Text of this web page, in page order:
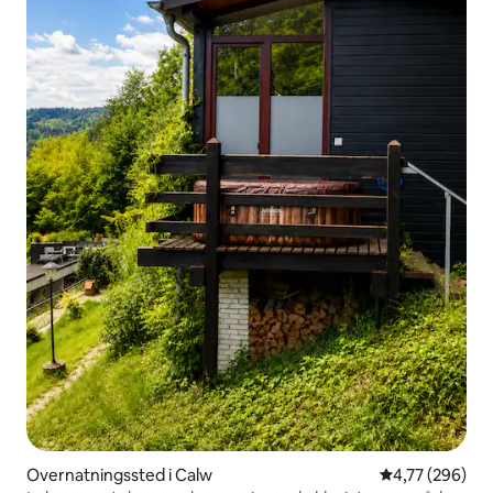
Overnatningssted i Calw 4,77 ud af 5 i
4,77 (296)